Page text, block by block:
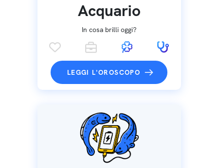
Acquario
In cosa brilli oggi?
LEGGI L'OROSCOPO